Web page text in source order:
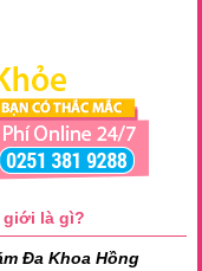
giới là gì?
Đa Khoa Hồng